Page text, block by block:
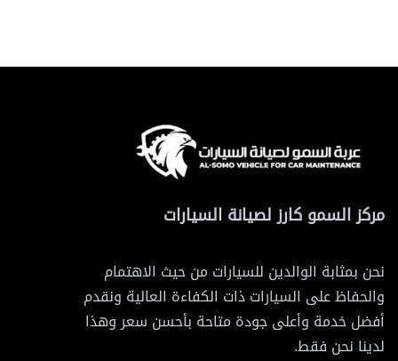
مركز السمو كارز لصيانة السيارات
نحن بمثابة الوالدين للسيارات من حيث الاهتمام
والحفاظ على السيارات ذات الكفاءة العالية ونقدم
أفضل خدمة وأعلى جودة متاحة بأحسن سعر وهذا
لدينا نحن فقط.